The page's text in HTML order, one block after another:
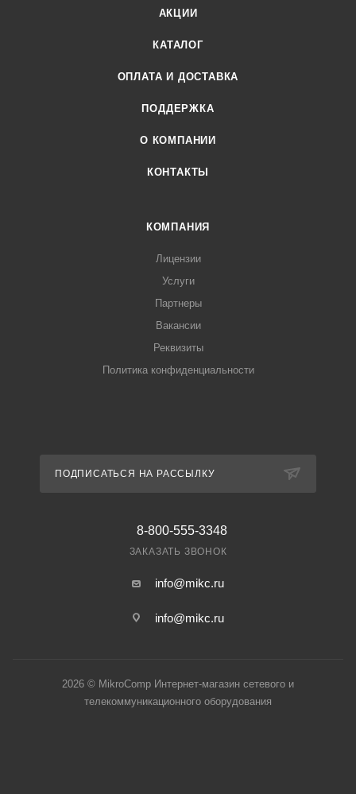
АКЦИИ
КАТАЛОГ
ОПЛАТА И ДОСТАВКА
ПОДДЕРЖКА
О КОМПАНИИ
КОНТАКТЫ
КОМПАНИЯ
Лицензии
Услуги
Партнеры
Вакансии
Реквизиты
Политика конфиденциальности
ПОДПИСАТЬСЯ НА РАССЫЛКУ
8-800-555-3348
ЗАКАЗАТЬ ЗВОНОК
info@mikc.ru
info@mikc.ru
2026 © MikroComp Интернет-магазин сетевого и
телекоммуникационного оборудования